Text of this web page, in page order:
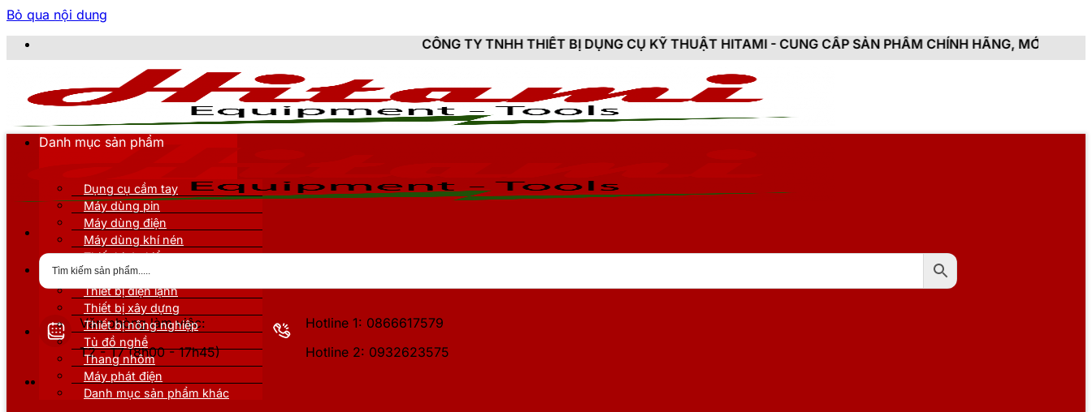
Bỏ qua nội dung
CÔNG TY TNHH THIẾT BỊ DỤNG CỤ KỸ THUẬT HITAMI - CUNG CẤP SẢN PHẨM CHÍNH HÃNG, MỚI 100%, ĐẦY ĐỦ
Văn phòng làm việc:
T2 - T7 (8h00 - 17h45)
Hotline 1: 0866617579
Hotline 2: 0932623575
Danh mục sản phẩm
Dụng cụ cầm tay
Máy dùng pin
Máy dùng điện
Máy dùng khí nén
Thiết bị đo kiểm
Thiết bị nâng đỡ
Thiết bị điện lạnh
Thiết bị xây dựng
Thiết bị nông nghiệp
Tủ đồ nghề
Thang nhôm
Máy phát điện
Danh mục sản phẩm khác